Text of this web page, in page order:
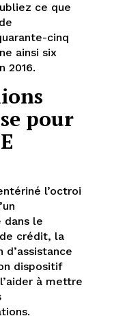
ce que
cinq
ainsi six
2016.
pour
l’octroi
dans le
crédit, la
dispositif
à mettre